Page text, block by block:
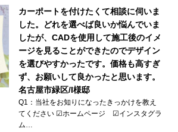
カーポートを付けたくて相談に伺いま
した。どれを選べば良いか悩んでいま
したが、CADを使用して施工後のイメ
ージを見ることができたのでデザイン
を選びやすかったです。価格も高すぎ
ず、お願いして良かったと思います。
名古屋市緑区/I様邸
Q1：当社をお知りになったきっかけを教え
てください ☑ホームページ ☑インスタグラ
ム…